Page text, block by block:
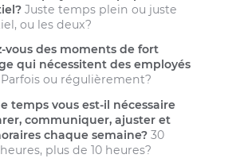
Juste temps plein ou juste
ou les deux?
vous des moments de fort
qui nécessitent des employés
Parfois ou régulièrement?
temps vous est-il nécessaire
communiquer, ajuster et
chaque semaine? 30
plus de 10 heures?